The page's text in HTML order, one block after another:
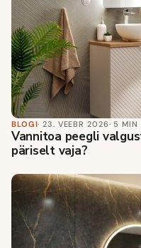
BLOGI· 23. VEEBR 2026· 5 MIN
Vannitoa peegli
päriselt vaja?